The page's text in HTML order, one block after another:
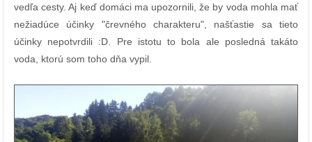
vedľa cesty. Aj keď domáci ma upozornili, že by voda mohla mať
nežiadúce účinky "črevného charakteru", našťastie sa tieto
účinky nepotvrdili :D. Pre istotu to bola ale posledná takáto
voda, ktorú som toho dňa vypil.